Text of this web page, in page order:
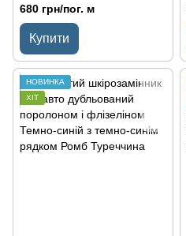
флізеліном Бежевий з
бежевим рядком Ромб
Туреччина
680 грн/пог. м
Купити
НОВИНКА
ХІТ